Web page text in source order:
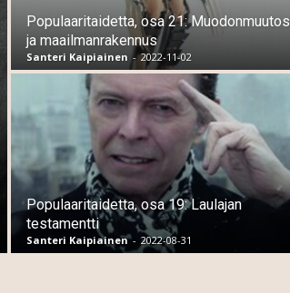
Populaaritaidetta, osa 21: Muodonmuutos
ja maailmanrakennus
Santeri Kaipiainen - 2022-11-02
Populaaritaidetta, osa 19: Laulajan
testamentti
Santeri Kaipiainen - 2022-08-31